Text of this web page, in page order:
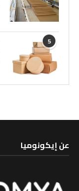
5
عن إيكونوميا